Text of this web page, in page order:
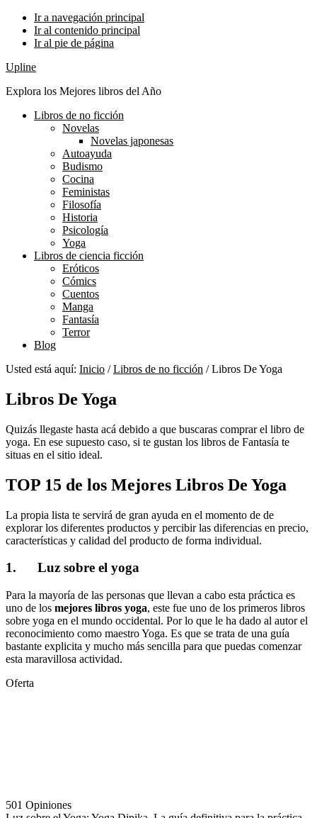
Ir a navegación principal
Ir al contenido principal
Ir al pie de página
Upline
Explora los Mejores libros del Año
Libros de no ficción
Novelas
Novelas japonesas
Autoayuda
Budismo
Cocina
Feministas
Filosofía
Historia
Psicología
Yoga
Libros de ciencia ficción
Eróticos
Cómics
Cuentos
Manga
Fantasía
Terror
Blog
Usted está aquí: Inicio / Libros de no ficción /Libros De Yoga
Libros De Yoga
Quizás llegaste hasta acá debido a que buscaras comprar el libro de
yoga. En ese supuesto caso, si te gustan los libros de Fantasía te
situas en el sitio ideal.
TOP 15 de los Mejores Libros De Yoga
La propia lista te servirá de gran ayuda en el momento de de
explorar los diferentes productos y percibir las diferencias en precio,
características y calidad del producto de forma individual.
1. Luz sobre el yoga
Para la mayoría de las personas que llevan a cabo esta práctica es
uno de los mejores libros yoga, este fue uno de los primeros libros
sobre yoga en el mundo occidental. Por lo que le ha dado al autor el
reconocimiento como maestro Yoga. Es que se trata de una guía
bastante explicita y mucho más sencilla para que puedas comenzar
esta maravillosa actividad.
Oferta
501 Opiniones